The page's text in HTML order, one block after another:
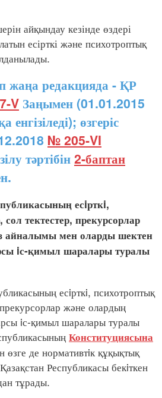
айқындау кезінде өздері
есірткі және психотроптық
редакцияда - ҚР
V Заңымен (01.01.2015
өзгеріс
№ 205-VI
тәртібін2-баптан
есiрткi,
тектестер, прекурсорлар
айналымы мен оларды шектен
iс-қимыл шаралары туралы
есiрткi, психотроптық
және олардың
iс-қимыл шаралары туралы
Конституциясына
өзге де нормативтiк құқықтық
Республикасы бекiткен
тұрады.